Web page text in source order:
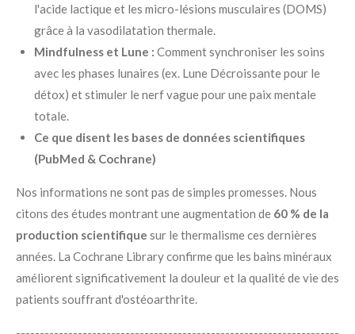
l'acide lactique et les micro-lésions musculaires (DOMS)
grâce à la vasodilatation thermale.
Mindfulness et Lune : Comment synchroniser les soins
avec les phases lunaires (ex. Lune Décroissante pour le
détox) et stimuler le nerf vague pour une paix mentale
totale.
Ce que disent les bases de données scientifiques
(PubMed & Cochrane)
Nos informations ne sont pas de simples promesses. Nous
citons des études montrant une augmentation de 60 % de la
production scientifique sur le thermalisme ces dernières
années. La Cochrane Library confirme que les bains minéraux
améliorent significativement la douleur et la qualité de vie des
patients souffrant d'ostéoarthrite.